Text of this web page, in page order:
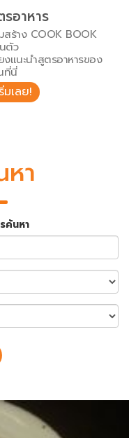
อาหาร
สร้าง COOK BOOK
ตัว
งแนะนำสูตรอาหารของ
ที่นี่
มเลย!
า
ค้นหา